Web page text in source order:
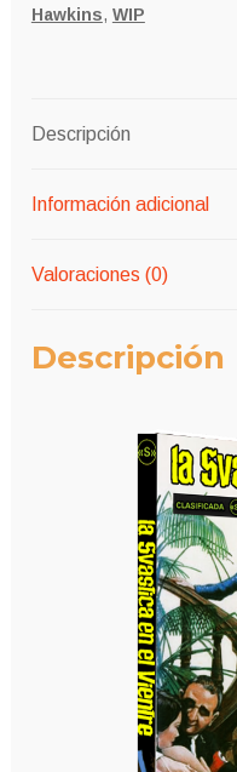
Hawkins, WIP
Descripción
Información adicional
Valoraciones (0)
Descripción